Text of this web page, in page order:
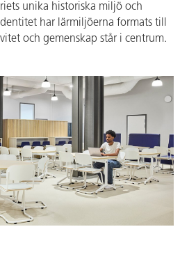
unika historiska miljö och
har lärmiljöerna formats till
och gemenskap står i centrum.